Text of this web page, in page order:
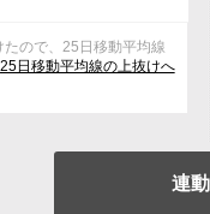
ので、25日移動平均線
25日移動平均線の上抜けへ
連